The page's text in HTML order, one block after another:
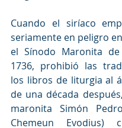
Cuando el siríaco
seriamente en peligro en
el Sínodo Maronita de
1736, prohibió las
los libros de liturgia al
de una década
maronita Simón
Chemeun Evodius)